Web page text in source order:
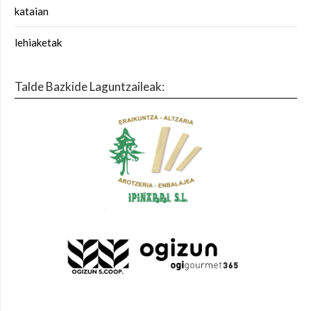
kataian
lehiaketak
Talde Bazkide Laguntzaileak: